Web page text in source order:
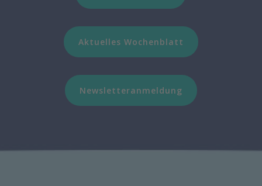
Aktuelles Wochenblatt
Newsletteranmeldung